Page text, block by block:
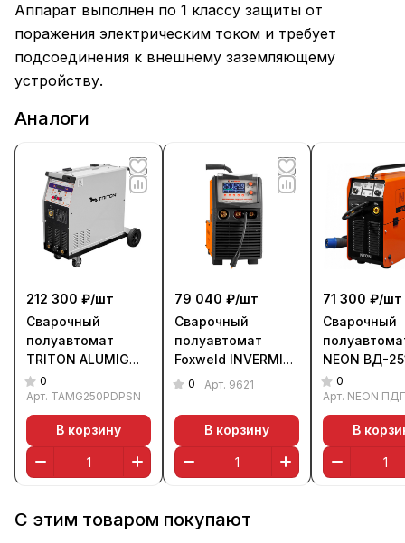
Аппарат выполнен по 1 классу защиты от
поражения электрическим током и требует
подсоединения к внешнему заземляющему
устройству.
Аналоги
212 300 ₽/шт
Сварочный
полуавтомат
TRITON ALUMIG
250P Dpulse
Synergic (220 В)
0
Арт. TAMG250PDPSN
В корзину
79 040 ₽/шт
Сварочный
полуавтомат
Foxweld INVERMIG
250 COMPACT 400
0 Арт. 9621
В корзину
71 300 ₽/шт
Сварочный
NEON ВД-
(без
0
Арт. NEON
В
С этим товаром покупают